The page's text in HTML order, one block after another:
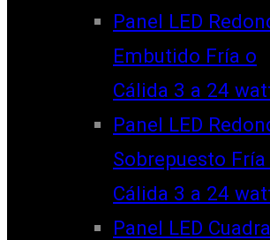
Panel LED
Embutido Fría o
Cálida 3 a 24
Panel LED
Sobrepuesto Fría
Cálida 3 a 24
Panel LED